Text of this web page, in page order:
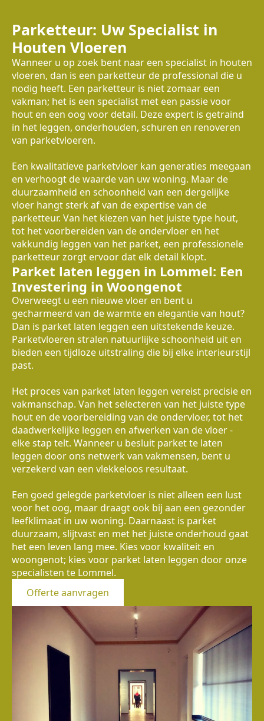
Parketteur: Uw Specialist in
Houten Vloeren
Wanneer u op zoek bent naar een specialist in houten
vloeren, dan is een parketteur de professional die u
nodig heeft. Een parketteur is niet zomaar een
vakman; het is een specialist met een passie voor
hout en een oog voor detail. Deze expert is getraind
in het leggen, onderhouden, schuren en renoveren
van parketvloeren.
Een kwalitatieve parketvloer kan generaties meegaan
en verhoogt de waarde van uw woning. Maar de
duurzaamheid en schoonheid van een dergelijke
vloer hangt sterk af van de expertise van de
parketteur. Van het kiezen van het juiste type hout,
tot het voorbereiden van de ondervloer en het
vakkundig leggen van het parket, een professionele
parketteur zorgt ervoor dat elk detail klopt.
Parket laten leggen in Lommel: Een
Investering in Woongenot
Overweegt u een nieuwe vloer en bent u
gecharmeerd van de warmte en elegantie van hout?
Dan is parket laten leggen een uitstekende keuze.
Parketvloeren stralen natuurlijke schoonheid uit en
bieden een tijdloze uitstraling die bij elke interieurstijl
past.
Het proces van parket laten leggen vereist precisie en
vakmanschap. Van het selecteren van het juiste type
hout en de voorbereiding van de ondervloer, tot het
daadwerkelijke leggen en afwerken van de vloer -
elke stap telt. Wanneer u besluit parket te laten
leggen door ons netwerk van vakmensen, bent u
verzekerd van een vlekkeloos resultaat.
Een goed gelegde parketvloer is niet alleen een lust
voor het oog, maar draagt ook bij aan een gezonder
leefklimaat in uw woning. Daarnaast is parket
duurzaam, slijtvast en met het juiste onderhoud gaat
het een leven lang mee. Kies voor kwaliteit en
woongenot; kies voor parket laten leggen door onze
specialisten te Lommel.
Offerte aanvragen